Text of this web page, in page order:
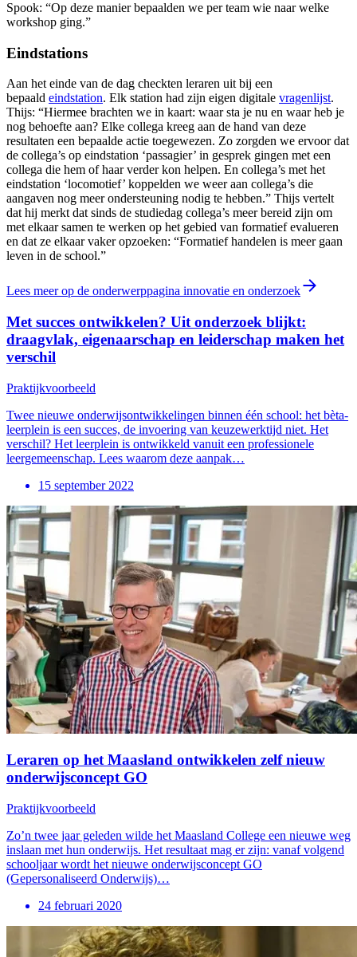
Spook: “Op deze manier bepaalden we per team wie naar welke
workshop ging.”
Eindstations
Aan het einde van de dag checkten leraren uit bij een
bepaald eindstation. Elk station had zijn eigen digitale vragenlijst.
Thijs: “Hiermee brachten we in kaart: waar sta je nu en waar heb je
nog behoefte aan? Elke collega kreeg aan de hand van deze
resultaten een bepaalde actie toegewezen. Zo zorgden we ervoor dat
de collega’s op eindstation ‘passagier’ in gesprek gingen met een
collega die hem of haar verder kon helpen. En collega’s met het
eindstation ‘locomotief’ koppelden we weer aan collega’s die
aangaven nog meer ondersteuning nodig te hebben.” Thijs vertelt
dat hij merkt dat sinds de studiedag collega’s meer bereid zijn om
met elkaar samen te werken op het gebied van formatief evalueren
en dat ze elkaar vaker opzoeken: “Formatief handelen is meer gaan
leven in de school.”
Lees meer op de onderwerppagina innovatie en onderzoek
Met succes ontwikkelen? Uit onderzoek blijkt:
draagvlak, eigenaarschap en leiderschap maken het
verschil
Praktijkvoorbeeld
Twee nieuwe onderwijsontwikkelingen binnen één school: het bèta-
leerplein is een succes, de invoering van keuzewerktijd niet. Het
verschil? Het leerplein is ontwikkeld vanuit een professionele
leergemeenschap. Lees waarom deze aanpak…
15 september 2022
Leraren op het Maasland ontwikkelen zelf nieuw
onderwijsconcept GO
Praktijkvoorbeeld
Zo’n twee jaar geleden wilde het Maasland College een nieuwe weg
inslaan met hun onderwijs. Het resultaat mag er zijn: vanaf volgend
schooljaar wordt het nieuwe onderwijsconcept GO
(Gepersonaliseerd Onderwijs)…
24 februari 2020